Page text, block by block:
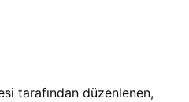
tarafından düzenlenen,